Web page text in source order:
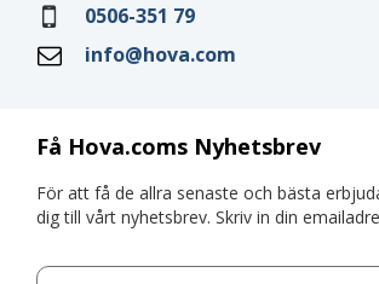
Få Hova.coms Nyhetsbrev
För att få de allra senaste och bästa
dig till vårt nyhetsbrev. Skriv in din
0506-351 79
info@hova.com